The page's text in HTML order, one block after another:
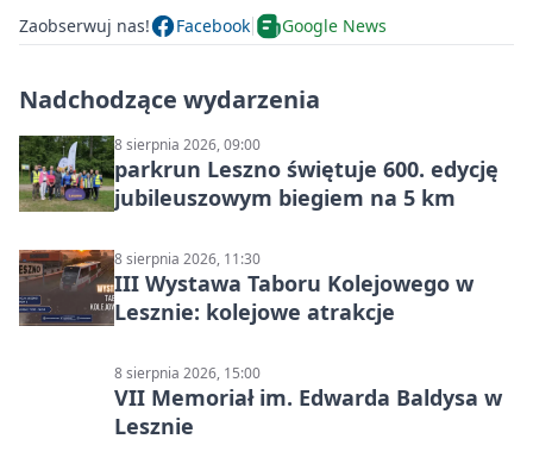
Zaobserwuj nas! Facebook Google News
Nadchodzące wydarzenia
8 sierpnia 2026, 09:00
parkrun Leszno świętuje 600. edycję
jubileuszowym biegiem na 5 km
8 sierpnia 2026, 11:30
III Wystawa Taboru Kolejowego w
Lesznie: kolejowe atrakcje
8 sierpnia 2026, 15:00
VII Memoriał im. Edwarda Baldysa w
Lesznie